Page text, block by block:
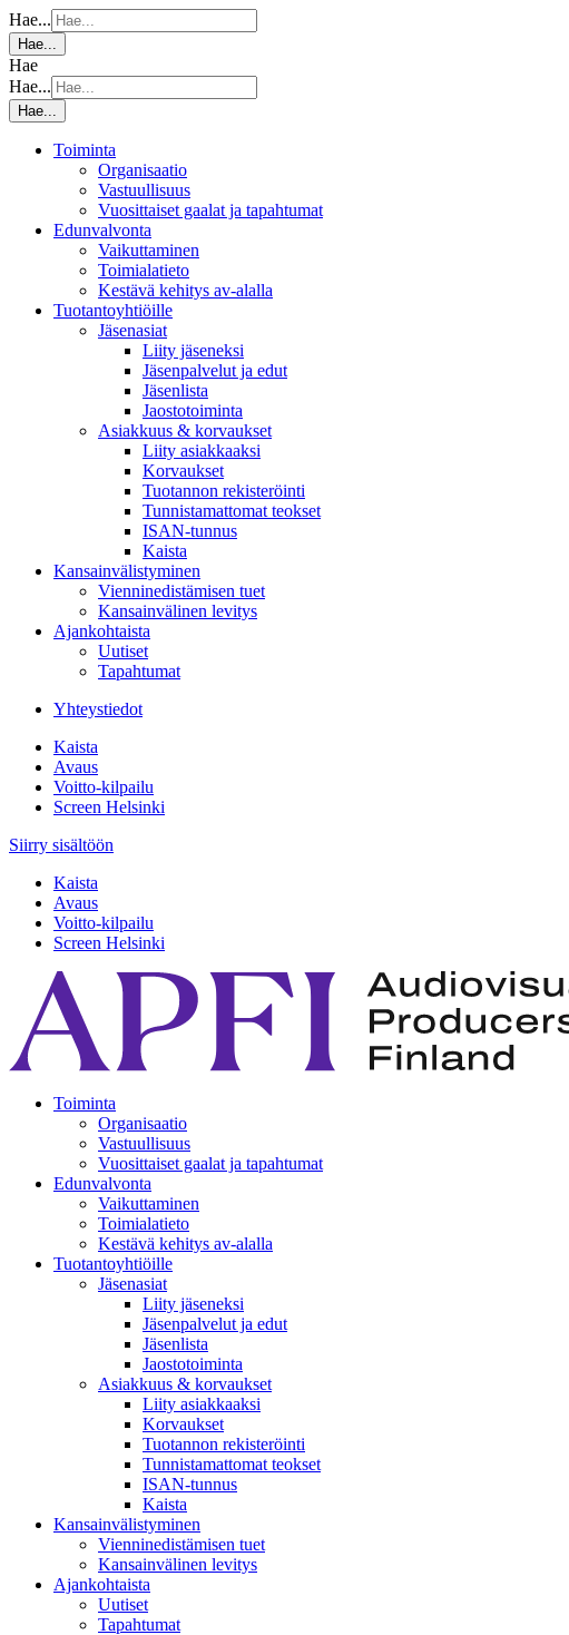
Hae...
Hae...
Hae
Hae...
Hae...
Toiminta
Organisaatio
Vastuullisuus
Vuosittaiset gaalat ja tapahtumat
Edunvalvonta
Vaikuttaminen
Toimialatieto
Kestävä kehitys av-alalla
Tuotantoyhtiöille
Jäsenasiat
Liity jäseneksi
Jäsenpalvelut ja edut
Jäsenlista
Jaostotoiminta
Asiakkuus & korvaukset
Liity asiakkaaksi
Korvaukset
Tuotannon rekisteröinti
Tunnistamattomat teokset
ISAN-tunnus
Kaista
Kansainvälistyminen
Vienninedistämisen tuet
Kansainvälinen levitys
Ajankohtaista
Uutiset
Tapahtumat
Yhteystiedot
Kaista
Avaus
Voitto-kilpailu
Screen Helsinki
Siirry sisältöön
Kaista
Avaus
Voitto-kilpailu
Screen Helsinki
Toiminta
Organisaatio
Vastuullisuus
Vuosittaiset gaalat ja tapahtumat
Edunvalvonta
Vaikuttaminen
Toimialatieto
Kestävä kehitys av-alalla
Tuotantoyhtiöille
Jäsenasiat
Liity jäseneksi
Jäsenpalvelut ja edut
Jäsenlista
Jaostotoiminta
Asiakkuus & korvaukset
Liity asiakkaaksi
Korvaukset
Tuotannon rekisteröinti
Tunnistamattomat teokset
ISAN-tunnus
Kaista
Kansainvälistyminen
Vienninedistämisen tuet
Kansainvälinen levitys
Ajankohtaista
Uutiset
Tapahtumat